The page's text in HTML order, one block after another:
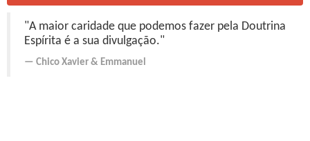
"A maior caridade que podemos fazer pela Doutrina
Espírita é a sua divulgação."
Chico Xavier & Emmanuel